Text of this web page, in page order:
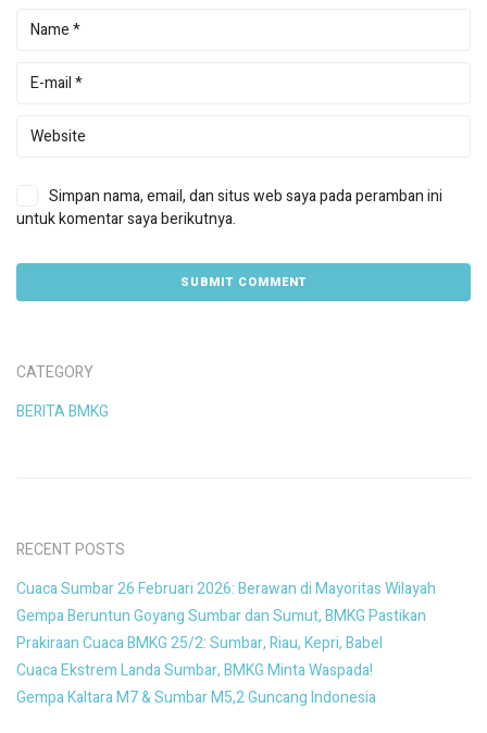
Simpan nama, email, dan situs web saya pada peramban ini
untuk komentar saya berikutnya.
CATEGORY
BERITA BMKG
RECENT POSTS
Cuaca Sumbar 26 Februari 2026: Berawan di Mayoritas Wilayah
Gempa Beruntun Goyang Sumbar dan Sumut, BMKG Pastikan
Prakiraan Cuaca BMKG 25/2: Sumbar, Riau, Kepri, Babel
Cuaca Ekstrem Landa Sumbar, BMKG Minta Waspada!
Gempa Kaltara M7 & Sumbar M5,2 Guncang Indonesia